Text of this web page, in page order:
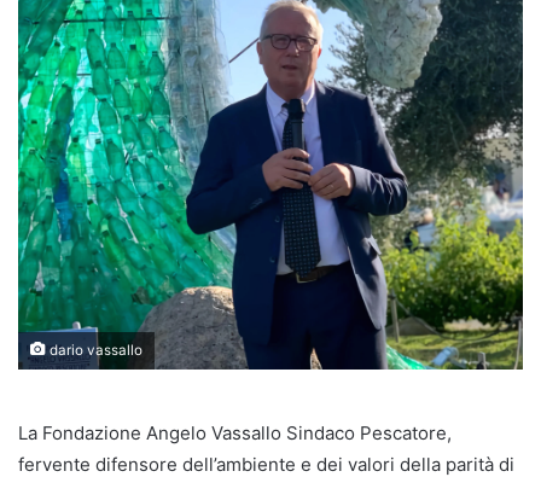
dario vassallo
La Fondazione Angelo Vassallo Sindaco Pescatore,
fervente difensore dell’ambiente e dei valori della parità di